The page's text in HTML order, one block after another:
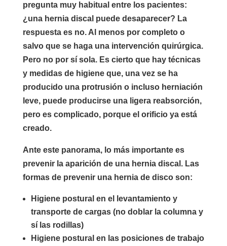
pregunta muy habitual entre los pacientes:
¿una hernia discal puede desaparecer? La
respuesta es no. Al menos por completo o
salvo que se haga una intervención quirúrgica.
Pero no por sí sola. Es cierto que hay técnicas
y medidas de higiene que, una vez se ha
producido una protrusión o incluso herniación
leve, puede producirse una ligera reabsorción,
pero es complicado, porque el orificio ya está
creado.
Ante este panorama, lo más importante es
prevenir la aparición de una hernia discal. Las
formas de prevenir una hernia de disco son:
Higiene postural en el levantamiento y
transporte de cargas (no doblar la columna y
sí las rodillas)
Higiene postural en las posiciones de trabajo